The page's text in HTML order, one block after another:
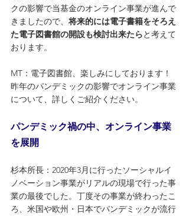
クの影響で当基金のオンライン事業が進んで
きましたので、 将来的には電子書籍をそろえ
た電子図書館の開設も検討出来たらと考えて
おります。
MT：電子図書館、楽しみにしております！
昨年のパンデミックの影響でオンライン事業
について、詳しくご紹介ください。
パンデミック禍の中、オンライン事業
を展開
杉本所長：2020年3月に行ったソーシャルイ
ノベーション事業がリアルの現場で行った事
業の最後でした。丁度その事業が終わったこ
ろ、米国や欧州・日本でパンデミックが流行